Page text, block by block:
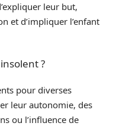
leur but,
et d’impliquer l’enfant
?
pour diverses
leur autonomie, des
ou l’influence de